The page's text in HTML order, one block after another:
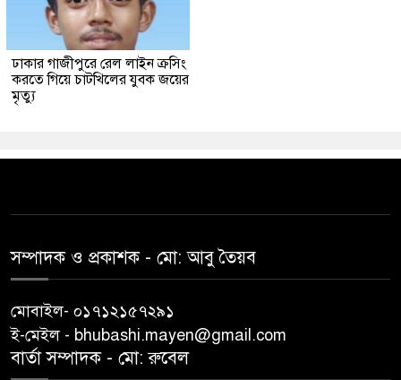
ঢাকার গাজীপুরে রেল লাইন ক্রসিং
করতে গিয়ে চাটখিলের যুবক জয়ের
মৃত্যু
সম্পাদক ও প্রকাশক -‌ মো: আবু‌ তৈয়ব
মোবাইল- ০১৭১২১৫৭২৯১
ই-মেইল - bhubashi.mayen@gmail.com
বার্তা সম্পাদক - মো: রু‌বেল